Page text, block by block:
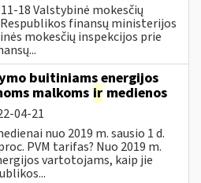
18 Valstybinė mokesčių
finansų ministerijos
mokesčių inspekcijos prie
buitiniams energijos
malkoms ir medienos
04-21
nuo 2019 m. sausio 1 d.
PVM tarifas? Nuo 2019 m.
vartotojams, kaip jie